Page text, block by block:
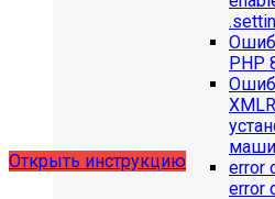
Для готовых решений,
SF4: Сведения об
выпущено обновление 1.14.11,
разделе "Педагогический
можно разместить документ и
Открыть инструкцию
PHP
error
error